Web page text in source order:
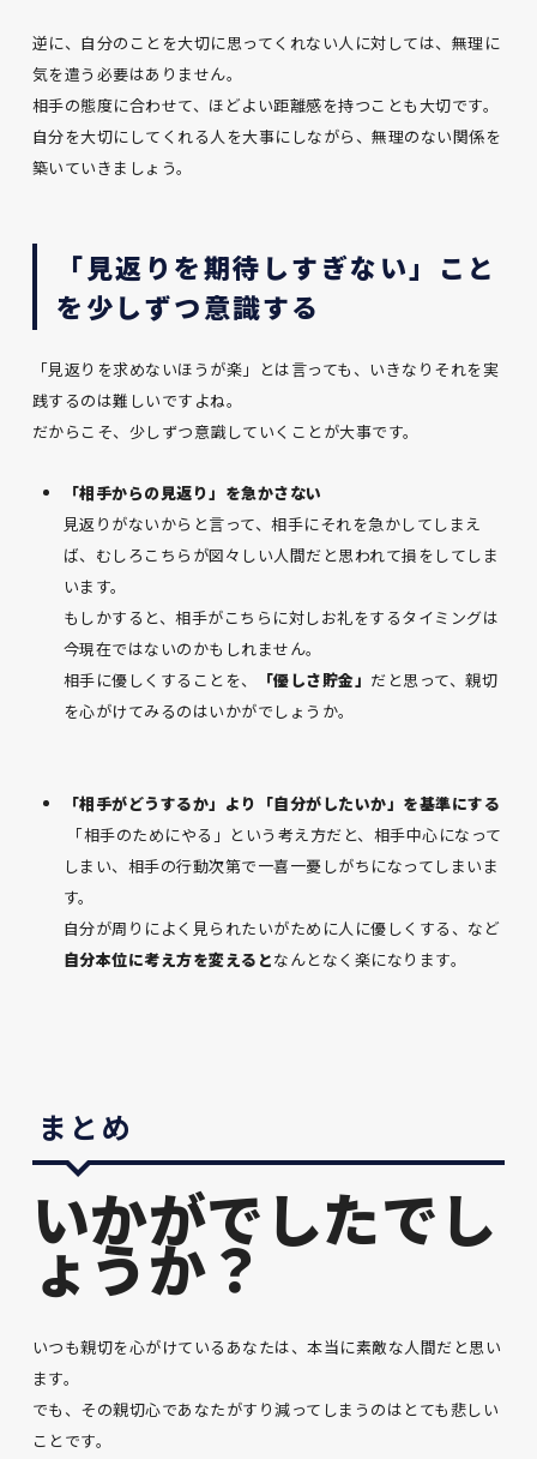
逆に、自分のことを大切に思ってくれない人に対しては、無理に
気を遣う必要はありません。
相手の態度に合わせて、ほどよい距離感を持つことも大切です。
自分を大切にしてくれる人を大事にしながら、無理のない関係を
築いていきましょう。
「見返りを期待しすぎない」こと
を少しずつ意識する
「見返りを求めないほうが楽」とは言っても、いきなりそれを実
践するのは難しいですよね。
だからこそ、少しずつ意識していくことが大事です。
「相手からの見返り」を急かさない
見返りがないからと言って、相手にそれを急かしてしまえ
ば、むしろこちらが図々しい人間だと思われて損をしてしま
います。
もしかすると、相手がこちらに対しお礼をするタイミングは
今現在ではないのかもしれません。
相手に優しくすることを、
「優しさ貯金」 だと思って、親切
を心がけてみるのはいかがでしょうか。
「相手がどうするか」より「自分がしたいか」を基準にする
「相手のためにやる」という考え方だと、相手中心になって
しまい、相手の行動次第で一喜一憂しがちになってしまいま
す。
自分が周りによく見られたいがために人に優しくする、など
自分本位に考え方を変えるとなんとなく楽になります。
まとめ
いかがでしたでし
ょうか？
いつも親切を心がけているあなたは、本当に素敵な人間だと思い
ます。
でも、その親切心であなたがすり減ってしまうのはとても悲しい
ことです。